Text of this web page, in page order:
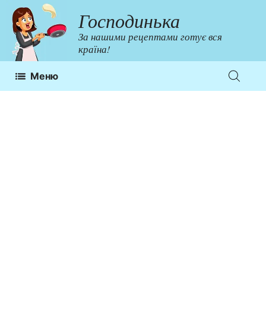
Перейти
до
контенту
Господинька
За нашими рецептами готує вся
країна!
Меню